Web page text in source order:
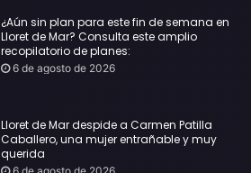
¿Aún sin plan para este fin de semana en
Lloret de Mar? Consulta este amplio
recopilatorio de planes:
6 de agosto de 2026
Lloret de Mar despide a Carmen Patilla
Caballero, una mujer entrañable y muy
querida